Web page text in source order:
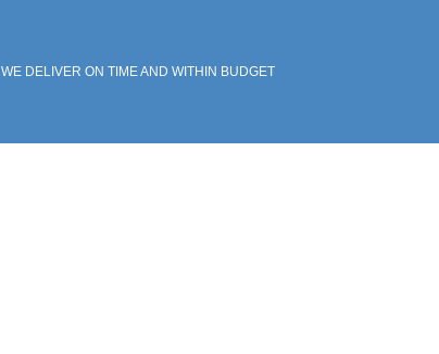
WE DELIVER ON TIME AND WITHIN BUDGET